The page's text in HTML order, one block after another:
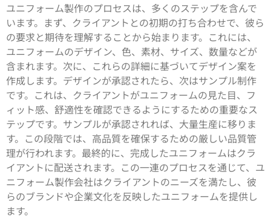
ユニフォーム製作のプロセスは、多くのステップを含んで
います。まず、クライアントとの初期の打ち合わせで、彼ら
の要求と期待を理解することから始まります。これには、
ユニフォームのデザイン、色、素材、サイズ、数量などが
含まれます。次に、これらの詳細に基づいてデザイン案を
作成します。デザインが承認されたら、次はサンプル制作
です。これは、クライアントがユニフォームの見た目、フ
ィット感、舒適性を確認できるようにするための重要なス
テップです。サンプルが承認されれば、大量生産に移りま
す。この段階では、高品質を確保するための厳しい品質管
理が行われます。最終的に、完成したユニフォームはクラ
イアントに配送されます。この一連のプロセスを通じて、ユ
ニフォーム製作会社はクライアントのニーズを満たし、彼
らのブランドや企業文化を反映したユニフォームを提供し
ます。